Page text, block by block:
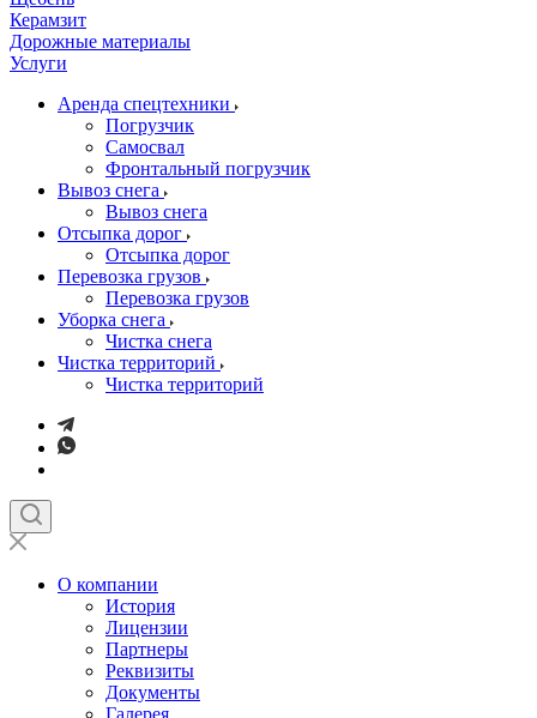
Керамзит
Дорожные материалы
Услуги
Аренда спецтехники
Погрузчик
Самосвал
Фронтальный погрузчик
Вывоз снега
Вывоз снега
Отсыпка дорог
Отсыпка дорог
Перевозка грузов
Перевозка грузов
Уборка снега
Чистка снега
Чистка территорий
Чистка территорий
О компании
История
Лицензии
Партнеры
Реквизиты
Документы
Галерея